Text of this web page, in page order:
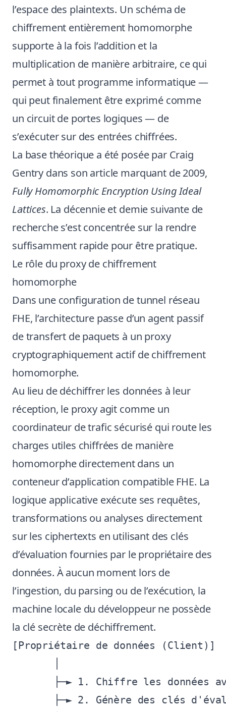
l’espace des plaintexts. Un schéma de
chiffrement entièrement homomorphe
supporte à la fois l’addition et la
multiplication de manière arbitraire, ce qui
permet à tout programme informatique —
qui peut finalement être exprimé comme
un circuit de portes logiques — de
s’exécuter sur des entrées chiffrées.
La base théorique a été posée par Craig
Gentry dans son article marquant de 2009,
Fully Homomorphic Encryption Using Ideal
Lattices. La décennie et demie suivante de
recherche s’est concentrée sur la rendre
suffisamment rapide pour être pratique.
Le rôle du proxy de chiffrement
homomorphe
Dans une configuration de tunnel réseau
FHE, l’architecture passe d’un agent passif
de transfert de paquets à un proxy
cryptographiquement actif de chiffrement
homomorphe.
Au lieu de déchiffrer les données à leur
réception, le proxy agit comme un
coordinateur de trafic sécurisé qui route les
charges utiles chiffrées de manière
homomorphe directement dans un
conteneur d’application compatible FHE. La
logique applicative exécute ses requêtes,
transformations ou analyses directement
sur les ciphertexts en utilisant des clés
d’évaluation fournies par le propriétaire des
données. À aucun moment lors de
l’ingestion, du parsing ou de l’exécution, la
machine locale du développeur ne possède
la clé secrète de déchiffrement.
[Propriétaire de données (Client)]
├─► 1. Chiffre les données
├─► 2. Génère des clés